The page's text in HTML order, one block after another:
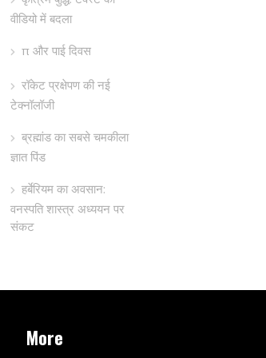
वीडियो में बदला
π और पाई दिवस
रॉकेट प्रक्षेपण की नई
टेक्नॉलॉजी
ब्रह्मांड का सबसे चमकीला
ज्ञात पिंड
हर्बेरियम का अवसान:
वनस्पति शास्त्र अध्ययन पर
संकट
More